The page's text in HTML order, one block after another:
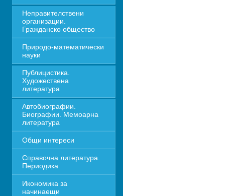
Неправителствени
организации.
Гражданско общество
Природо-математически
науки
Публицистика.
Художествена
литература
Автобиографии.
Биографии. Мемоарна
литература
Общи интереси
Справочна литература.
Периодика
Икономика за
начинаещи